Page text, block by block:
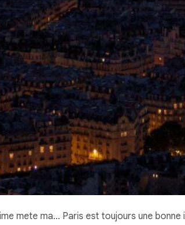
mete ma… Paris est toujours une bonne